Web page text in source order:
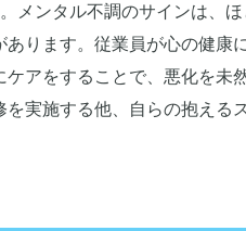
メンタル不調のサインは、
ります。従業員が心の健康
アをすることで、悪化を未
実施する他、自らの抱える